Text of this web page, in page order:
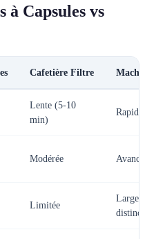
Capsules vs
Cafetière Filtre
Lente (5-10
min)
Modérée Avancé
Limitée
Large